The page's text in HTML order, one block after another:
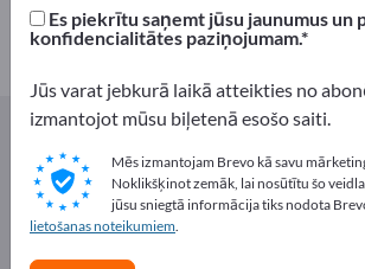
Izplatītāji
1
Exportpages Pārtika un dzērieni
Reklāmējieties bez
Exportpages!
Pieprasījumi – Piedāvājumi – Lietotas
Es piekrītu saņemt jūsu jaunumus un
konfidencialitātes paziņojumam.
Jūs varat jebkurā laikā atteikties no
izmantojot mūsu biļetenā esošo saiti.
Mēs izmantojam Brevo kā savu
Noklikšķinot zemāk, lai nosūtītu šo
jūsu sniegtā informācija tiks nodota
lietošanas noteikumiem.